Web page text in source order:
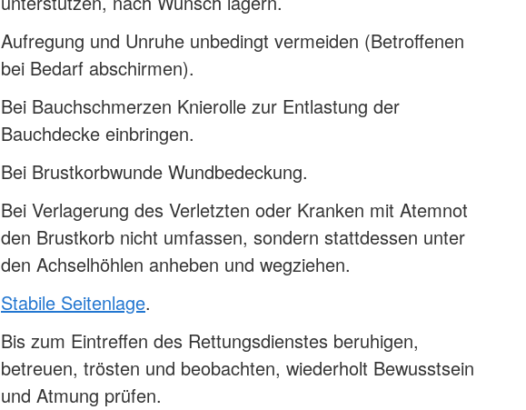
Aufregung und Unruhe unbedingt vermeiden (Betroffenen
bei Bedarf abschirmen).
Bei Bauchschmerzen Knierolle zur Entlastung der
Bauchdecke einbringen.
Bei Brustkorbwunde Wundbedeckung.
Bei Verlagerung des Verletzten oder Kranken mit Atemnot
den Brustkorb nicht umfassen, sondern stattdessen unter
den Achselhöhlen anheben und wegziehen.
Stabile Seitenlage.
Bis zum Eintreffen des Rettungsdienstes beruhigen,
betreuen, trösten und beobachten, wiederholt Bewusstsein
und Atmung prüfen.